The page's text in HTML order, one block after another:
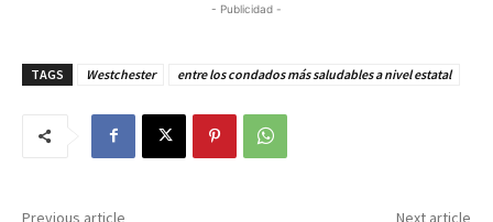
- Publicidad -
TAGS Westchester entre los condados más saludables a nivel estatal
Previous article Next article